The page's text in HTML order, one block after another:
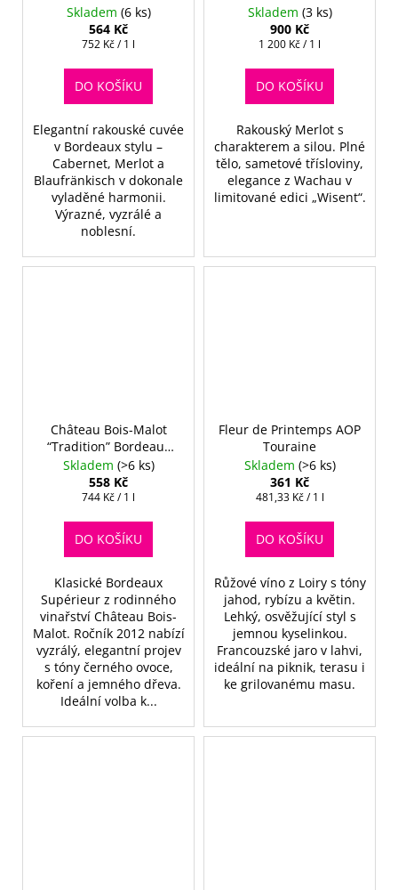
Skladem (6 ks)
564 Kč
Měrná
752 Kč / 1 l
DO KOŠÍKU
Elegantní rakouské cuvée
v Bordeaux stylu –
Cabernet, Merlot a
Blaufränkisch v dokonale
vyladěné harmonii.
Výrazné, vyzrálé a
noblesní.
Skladem (3 ks)
900 Kč
Měrná
1 200 Kč / 1 l
DO KOŠÍKU
Rakouský Merlot s
charakterem a silou. Plné
tělo, sametové třísloviny,
elegance z Wachau v
limitované edici „Wisent“.
Château Bois-Malot
“Tradition” Bordeaux
Supérieur 2012
Skladem (>6 ks)
558 Kč
Měrná
744 Kč / 1 l
DO KOŠÍKU
Klasické Bordeaux
Supérieur z rodinného
vinařství Château Bois-
Malot. Ročník 2012 nabízí
vyzrálý, elegantní projev
s tóny černého ovoce,
koření a jemného dřeva.
Ideální volba k...
Fleur de Printemps AOP
Touraine
Skladem (>6 ks)
361 Kč
Měrná
481,33 Kč / 1 l
DO KOŠÍKU
Růžové víno z Loiry s tóny
jahod, rybízu a květin.
Lehký, osvěžující styl s
jemnou kyselinkou.
Francouzské jaro v lahvi,
ideální na piknik, terasu i
ke grilovanému masu.